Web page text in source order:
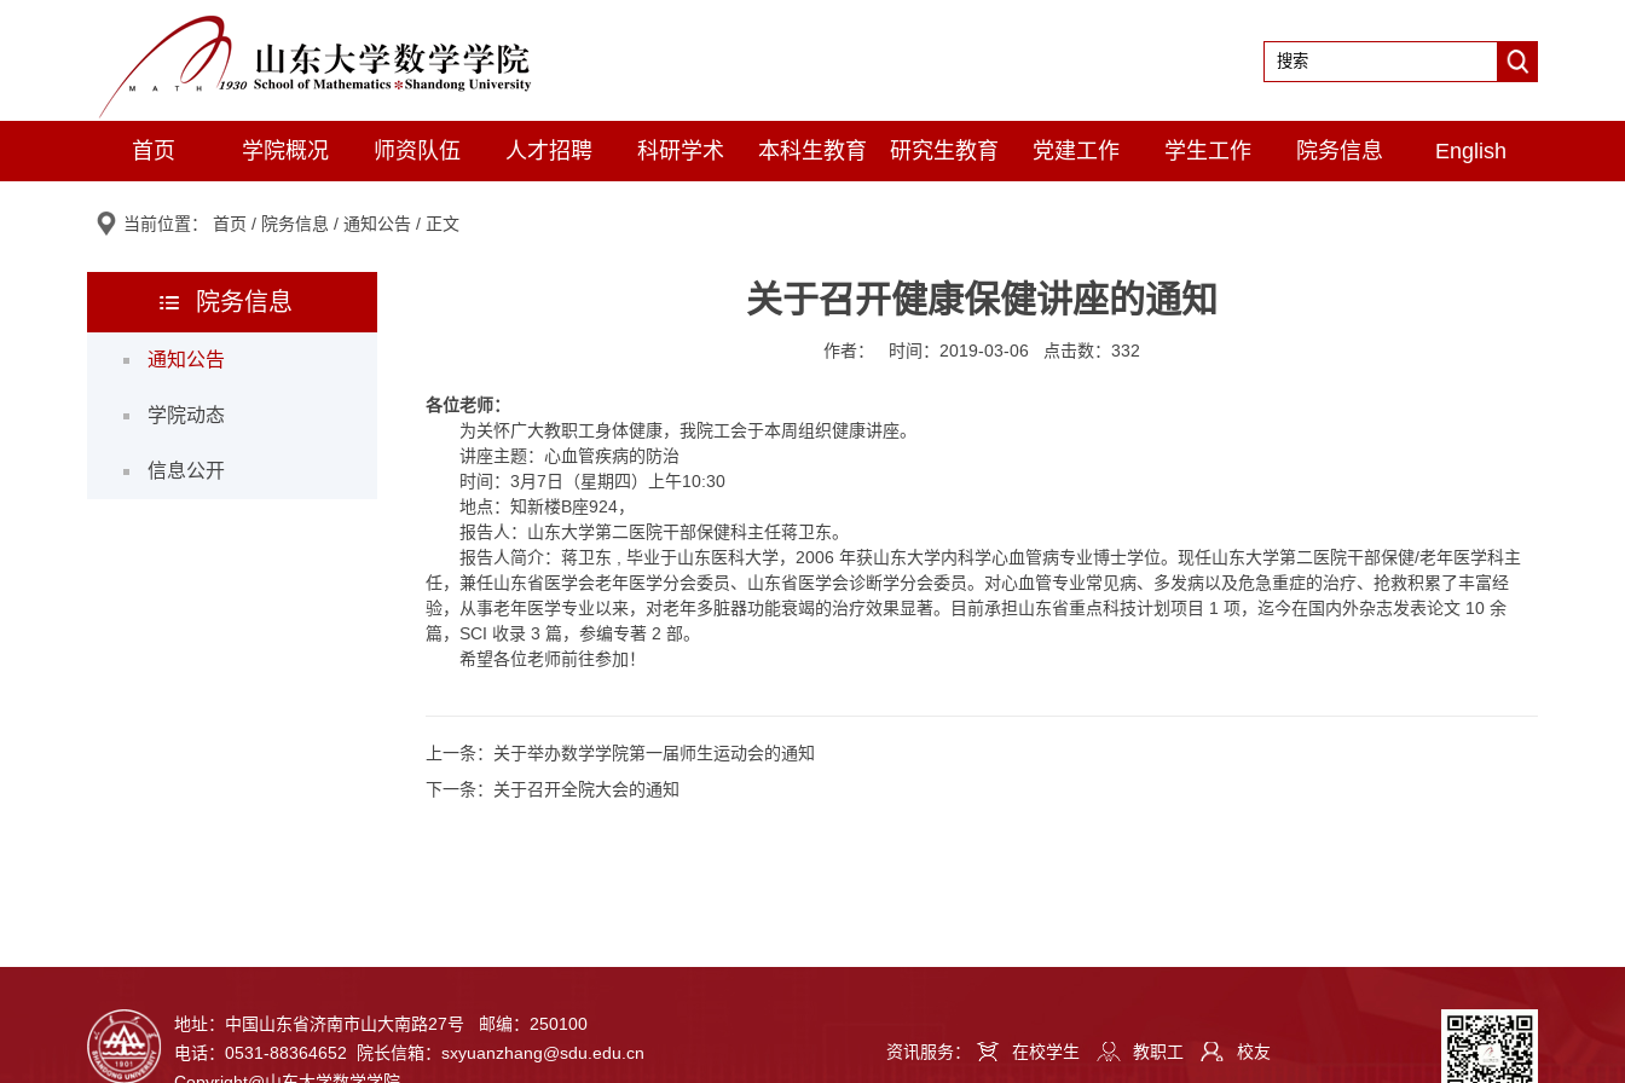
首页 学院概况 师资队伍 人才招聘 科研学术 本科生教育 研究生教育 党建工作 学生工作 院务信息 English
当前位置： 首页 / 院务信息 / 通知公告 / 正文
院务信息
通知公告
学院动态
信息公开
关于召开健康保健讲座的通知
作者： 时间：2019-03-06 点击数： 332
各位老师：
为关怀广大教职工身体健康，我院工会于本周组织健康讲座。
讲座主题：心血管疾病的防治
时间：3月7日（星期四）上午10:30
地点：知新楼B座924，
报告人：山东大学第二医院干部保健科主任蒋卫东。
报告人简介：蒋卫东 , 毕业于山东医科大学，2006 年获山东大学内科学心血管病专业博士学位。现任山东大学第二医院干部保健/老年医学科主
任，兼任山东省医学会老年医学分会委员、山东省医学会诊断学分会委员。对心血管专业常见病、多发病以及危急重症的治疗、抢救积累了丰富经
验，从事老年医学专业以来，对老年多脏器功能衰竭的治疗效果显著。目前承担山东省重点科技计划项目 1 项，迄今在国内外杂志发表论文 10 余
篇，SCI 收录 3 篇，参编专著 2 部。
希望各位老师前往参加！
上一条： 关于举办数学学院第一届师生运动会的通知
下一条： 关于召开全院大会的通知
地址：中国山东省济南市山大南路27号 邮编：250100
电话：0531-88364652 院长信箱： sxyuanzhang@sdu.edu.cn
资讯服务： 在校学生 教职工 校友